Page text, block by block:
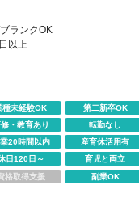
ランクOK
以上
センター業務
種未経験OK 第二新卒OK
・教育あり 転勤なし
20時間以内 産育休活用有
日120日～ 育児と両立
格取得支援 副業OK